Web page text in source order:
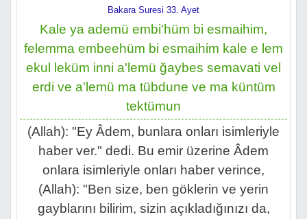
Bakara Suresi 33. Ayet
Kale ya ademü embi'hüm bi esmaihim,
felemma embeehüm bi esmaihim kale e lem
ekul leküm inni a'lemü ğaybes semavati vel
erdi ve a'lemü ma tübdune ve ma küntüm
tektümun
(Allah): "Ey Âdem, bunlara onları isimleriyle
haber ver." dedi. Bu emir üzerine Âdem
onlara isimleriyle onları haber verince,
(Allah): "Ben size, ben göklerin ve yerin
gayblarını bilirim, sizin açıkladığınızı da,